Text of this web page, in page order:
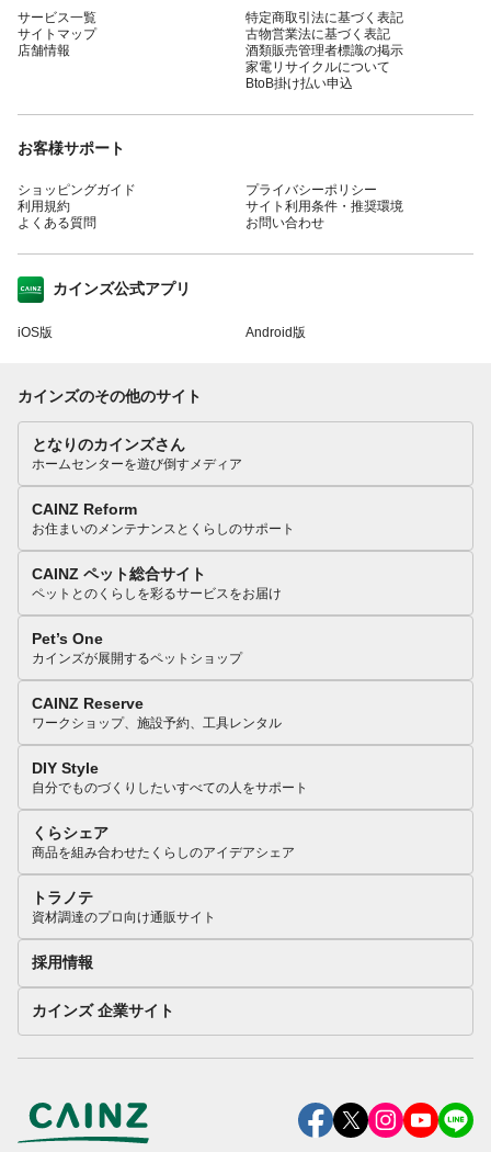
サービス一覧
サイトマップ
店舗情報
特定商取引法に基づく表記
古物営業法に基づく表記
酒類販売管理者標識の掲示
家電リサイクルについて
BtoB掛け払い申込
お客様サポート
ショッピングガイド
利用規約
よくある質問
プライバシーポリシー
サイト利用条件・推奨環境
お問い合わせ
カインズ公式アプリ
iOS版 Android版
カインズのその他のサイト
となりのカインズさん
ホームセンターを遊び倒すメディア
CAINZ Reform
お住まいのメンテナンスとくらしのサポート
CAINZ ペット総合サイト
ペットとのくらしを彩るサービスをお届け
Pet’s One
カインズが展開するペットショップ
CAINZ Reserve
ワークショップ、施設予約、工具レンタル
DIY Style
自分でものづくりしたいすべての人をサポート
くらシェア
商品を組み合わせたくらしのアイデアシェア
トラノテ
資材調達のプロ向け通販サイト
採用情報
カインズ 企業サイト